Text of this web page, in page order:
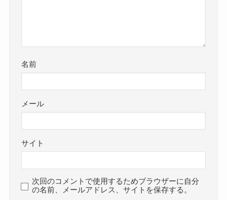
名前
メール
サイト
次回のコメントで使用するためブラウザーに自分
の名前、メールアドレス、サイトを保存する。